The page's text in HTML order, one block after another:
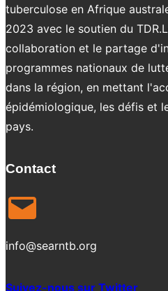
tuberculose en Afrique
2023 avec le soutien du
collaboration et le partage
programmes nationaux de
dans la région, en mettant
épidémiologique, les défis et
pays.
Contact
info@searntb.org
Suivez-nous sur Twitter